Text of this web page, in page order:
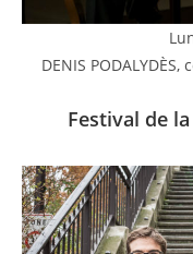
DENIS PODALYDÈS,
Festival de